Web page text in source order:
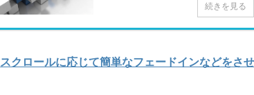
続きを見る
スクロールに応じて簡単なフェードインなどをさ